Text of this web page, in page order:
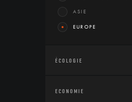
ASIE
EUROPE
ÉCOLOGIE
ECONOMIE